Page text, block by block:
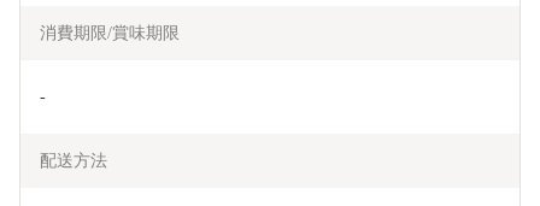
消費期限/賞味期限
-
配送方法